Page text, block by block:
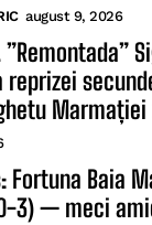
august 9, 2026
Fortuna Baia
3) — meci